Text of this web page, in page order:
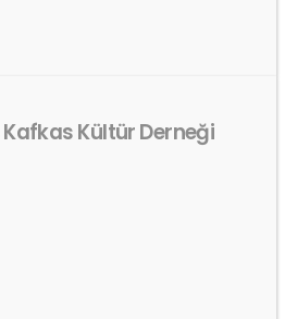
Kültür Derneği